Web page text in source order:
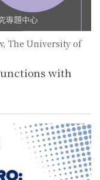
The University of
with